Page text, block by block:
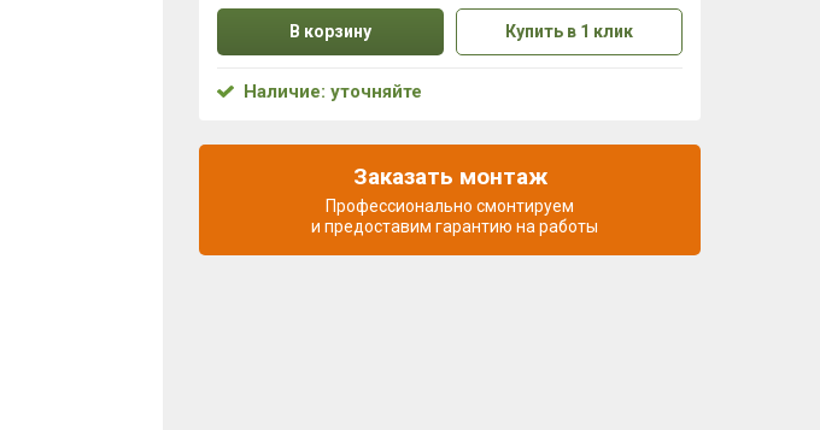
В корзину Купить в 1 клик
Наличие: уточняйте
Заказать монтаж
Профессионально смонтируем
и предоставим гарантию на работы